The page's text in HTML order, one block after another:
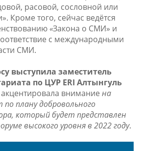
расовой, сословной или
». Кроме того, сейчас ведётся
«Закона о СМИ» и
с международными
СМИ.
выступила заместитель
по ЦУР ERI Алтынгуль
акцентировала внимание на
плану добровольного
который будет представлен
высокого уровня в 2022 году.